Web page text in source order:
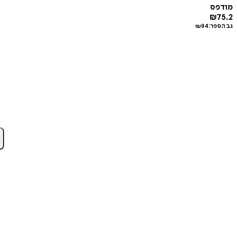
מודפס
₪75.2
גב הספר: ₪94